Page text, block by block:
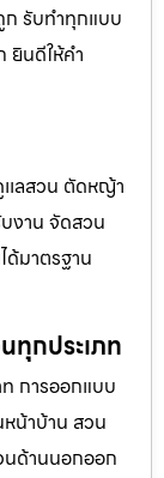
ก รับทำทุกแบบ
ยินดีให้คำ
เลสวน ตัดหญ้า
งาน จัดสวน
มาตรฐาน
กประเภท
การออกแบบ
น้าบ้าน สวน
นด้านนอกออก